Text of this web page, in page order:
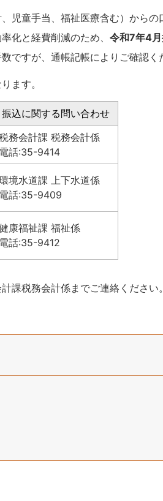
児童手当、福祉医療含む）から
化と経費削減のため、 令和7年4
ですが、通帳記帳によりご確認く
ます。
振込に関する問い合わせ
務会計課 税務会計係
電話:35-9414
境水道課 上下水道係
電話:35-9409
康福祉課 福祉係
電話:35-9412
課税務会計係までご連絡ください。